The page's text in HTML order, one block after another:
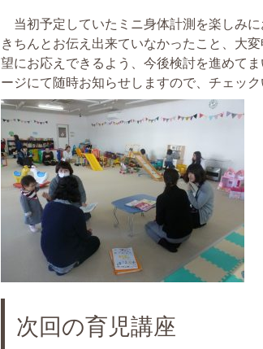
当初予定していたミニ身体計測を楽しみ
きちんとお伝え出来ていなかったこと、大
望にお応えできるよう、今後検討を進めて
ージにて随時お知らせしますので、チェック
次回の育児講座